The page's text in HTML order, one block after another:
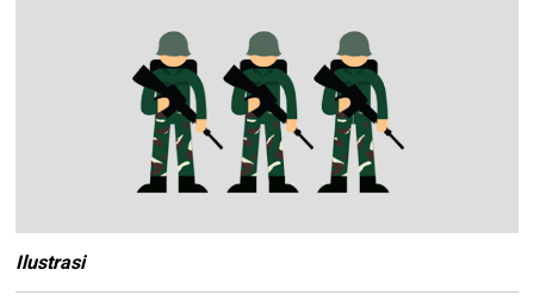
Ilustrasi